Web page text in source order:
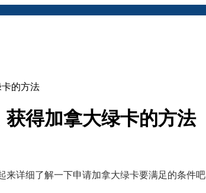
的方法
得加拿大绿卡的方法
详细了解一下申请加拿大绿卡要满足的条件吧